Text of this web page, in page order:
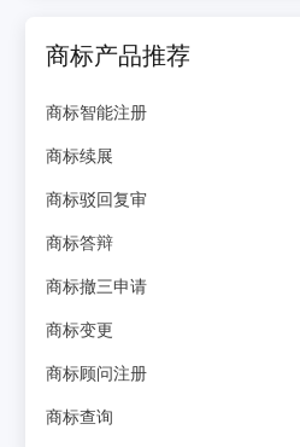
商标产品推荐
商标智能注册
商标续展
商标驳回复审
商标答辩
商标撤三申请
商标变更
商标顾问注册
商标查询